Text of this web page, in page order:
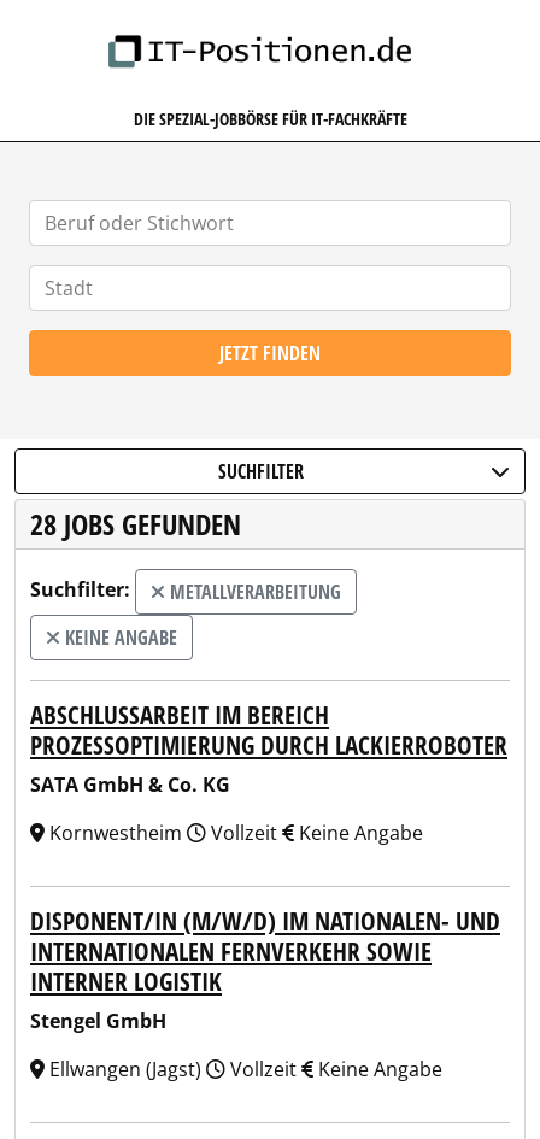
DIE SPEZIAL-JOBBÖRSE FÜR IT-FACHKRÄFTE
JETZT FINDEN
SUCHFILTER
28 JOBS GEFUNDEN
Suchfilter:
METALLVERARBEITUNG
KEINE ANGABE
ABSCHLUSSARBEIT IM BEREICH
PROZESSOPTIMIERUNG DURCH LACKIERROBOTER
SATA GmbH & Co. KG
Kornwestheim
Vollzeit Keine Angabe
DISPONENT/IN (M/W/D) IM NATIONALEN- UND
INTERNATIONALEN FERNVERKEHR SOWIE
INTERNER LOGISTIK
Stengel GmbH
Ellwangen (Jagst)
Vollzeit Keine Angabe